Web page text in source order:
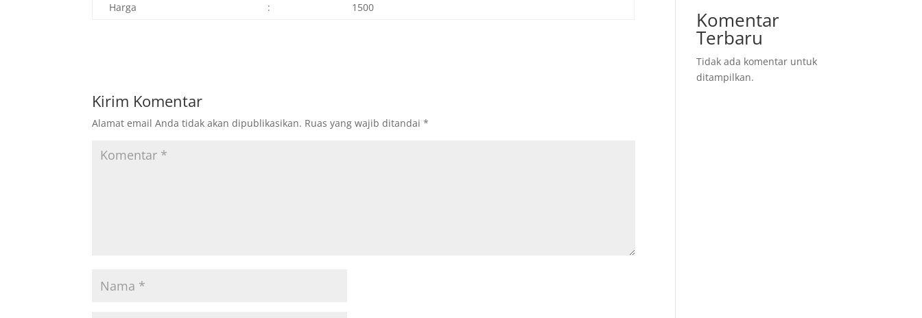
Harga
: 1500
Kirim Komentar
Alamat email Anda tidak akan dipublikasikan. Ruas yang wajib ditandai*
Komentar
Terbaru
Tidak ada komentar untuk
ditampilkan.